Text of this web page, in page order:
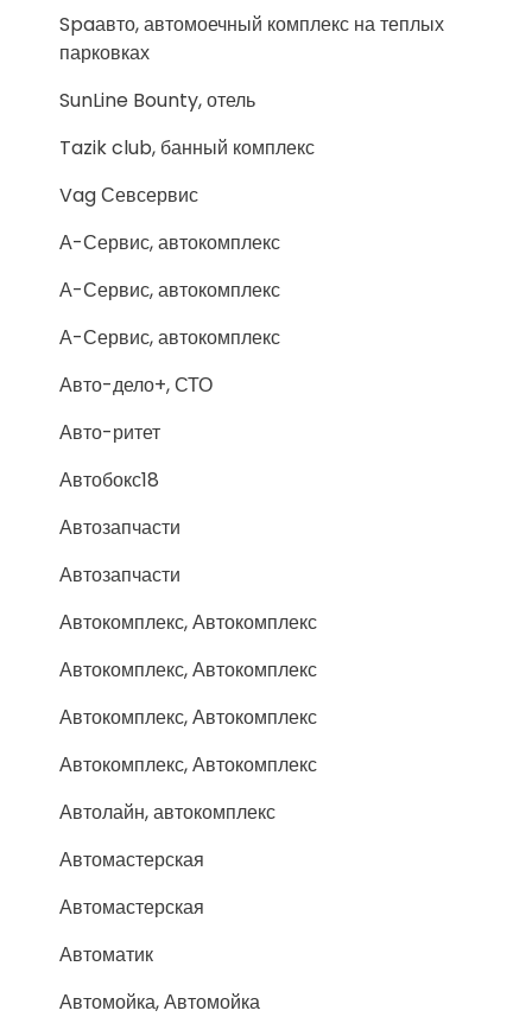
Spaавто, автомоечный комплекс на теплых
парковках
SunLine Bounty, отель
Tazik club, банный комплекс
Vag Севсервис
А-Сервис, автокомплекс
А-Сервис, автокомплекс
А-Сервис, автокомплекс
Авто-дело+, СТО
Авто-ритет
Автобокс18
Автозапчасти
Автозапчасти
Автокомплекс, Автокомплекс
Автокомплекс, Автокомплекс
Автокомплекс, Автокомплекс
Автокомплекс, Автокомплекс
Автолайн, автокомплекс
Автомастерская
Автомастерская
Автоматик
Автомойка, Автомойка